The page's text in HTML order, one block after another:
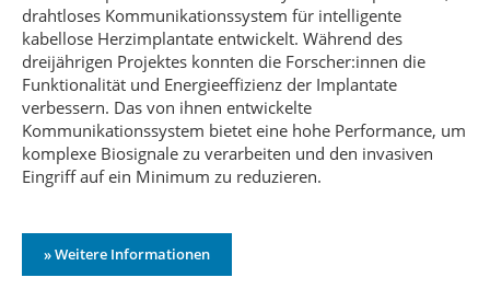
drahtloses Kommunikationssystem für intelligente
kabellose Herzimplantate entwickelt. Während des
dreijährigen Projektes konnten die Forscher:innen die
Funktionalität und Energieeffizienz der Implantate
verbessern. Das von ihnen entwickelte
Kommunikationssystem bietet eine hohe Performance, um
komplexe Biosignale zu verarbeiten und den invasiven
Eingriff auf ein Minimum zu reduzieren.
» Weitere Informationen